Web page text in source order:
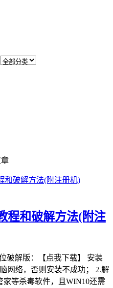
程和破解方法(附注
破解版：【点我下载】 安装
网络，否则安装不成功； 2.解
家等杀毒软件，且WIN10还需